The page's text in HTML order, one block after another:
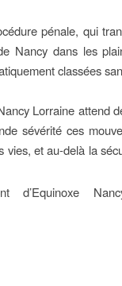
pénale, qui
Nancy dans les
classées
Lorraine attend
sévérité ces
vies, et au-delà la
d’Equinoxe